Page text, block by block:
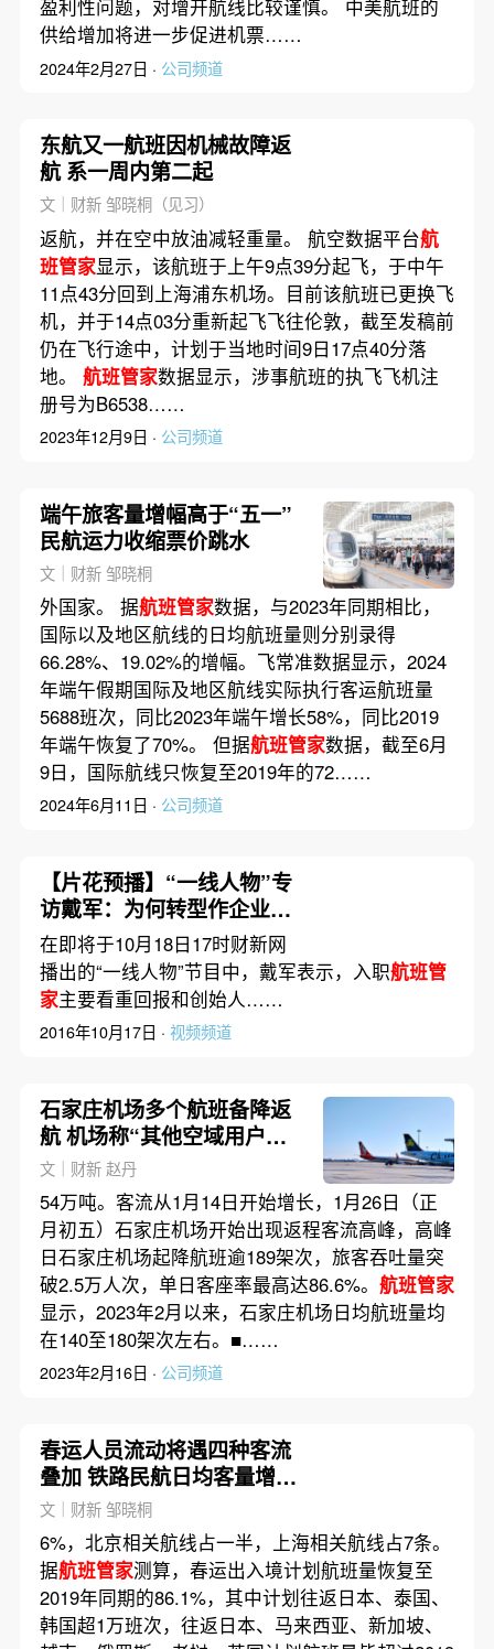
盈利性问题，对增开航线比较谨慎。 中美航班的
供给增加将进一步促进机票……
2024年2月27日 · 公司频道
东航又一航班因机械故障返
航 系一周内第二起
文｜财新 邹晓桐（见习）
返航，并在空中放油减轻重量。 航空数据平台航
班管家显示，该航班于上午9点39分起飞，于中午
11点43分回到上海浦东机场。目前该航班已更换飞
机，并于14点03分重新起飞飞往伦敦，截至发稿前
仍在飞行途中，计划于当地时间9日17点40分落
地。 航班管家数据显示，涉事航班的执飞飞机注
册号为B6538……
2023年12月9日 · 公司频道
端午旅客量增幅高于“五一”
民航运力收缩票价跳水
文｜财新 邹晓桐
外国家。 据航班管家数据，与2023年同期相比，
国际以及地区航线的日均航班量则分别录得
66.28%、19.02%的增幅。飞常准数据显示，2024
年端午假期国际及地区航线实际执行客运航班量
5688班次，同比2023年端午增长58%，同比2019
年端午恢复了70%。 但据航班管家数据，截至6月
9日，国际航线只恢复至2019年的72……
2024年6月11日 · 公司频道
【片花预播】“一线人物”专
访戴军：为何转型作企业高
管
在即将于10月18日17时财新网
播出的“一线人物”节目中，戴军表示，入职航班管
家主要看重回报和创始人……
2016年10月17日 · 视频频道
石家庄机场多个航班备降返
航 机场称“其他空域用户占
用”
文｜财新 赵丹
54万吨。客流从1月14日开始增长，1月26日（正
月初五）石家庄机场开始出现返程客流高峰，高峰
日石家庄机场起降航班逾189架次，旅客吞吐量突
破2.5万人次，单日客座率最高达86.6%。 航班管家
显示，2023年2月以来，石家庄机场日均航班量均
在140至180架次左右。■……
2023年2月16日 · 公司频道
春运人员流动将遇四种客流
叠加 铁路民航日均客量增幅
将收窄
文｜财新 邹晓桐
6%，北京相关航线占一半，上海相关航线占7条。
据航班管家测算，春运出入境计划航班量恢复至
2019年同期的86.1%，其中计划往返日本、泰国、
韩国超1万班次，往返日本、马来西亚、新加坡、